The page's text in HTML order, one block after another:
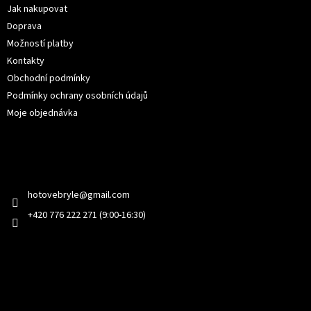
Jak nakupovat
Doprava
Možností platby
Kontakty
Obchodní podmínky
Podmínky ochrany osobních údajů
Moje objednávka
hotovebryle@gmail.com
+420 776 222 271 (9:00-16:30)